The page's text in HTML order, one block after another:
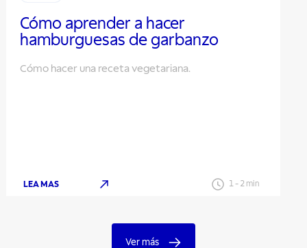
Cómo aprender a hacer
hamburguesas de garbanzo
Cómo hacer una receta vegetariana.
LEA MAS 1- 2 min
Ver más